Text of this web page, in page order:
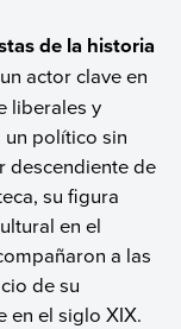
de la historia
actor clave en
liberales y
político sin
descendiente de
su figura
en el
a las
de su
en el siglo XIX.